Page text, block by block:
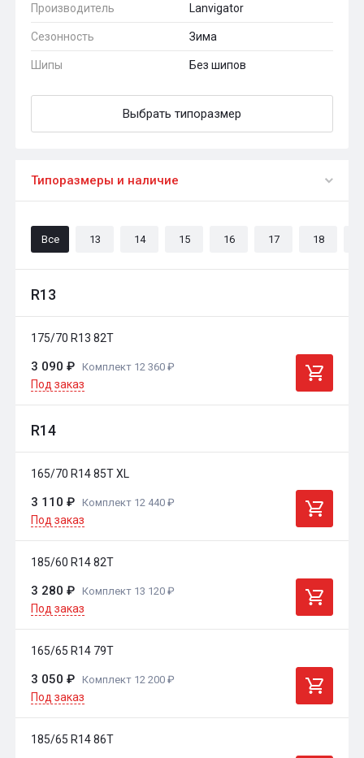
Производитель Lanvigator
Сезонность Зима
Шипы Без шипов
Выбрать типоразмер
Типоразмеры и наличие
Все 13 14 15 16 17 18
R13
175/70 R13 82T
3 090 ₽ Комплект 12 360 ₽
Под заказ
R14
165/70 R14 85T XL
3 110 ₽ Комплект 12 440 ₽
Под заказ
185/60 R14 82T
3 280 ₽ Комплект 13 120 ₽
Под заказ
165/65 R14 79T
3 050 ₽ Комплект 12 200 ₽
Под заказ
185/65 R14 86T